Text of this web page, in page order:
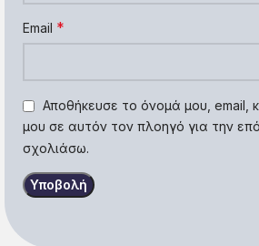
Email *
Αποθήκευσε το όνομά μου, email,
μου σε αυτόν τον πλοηγό για την
σχολιάσω.